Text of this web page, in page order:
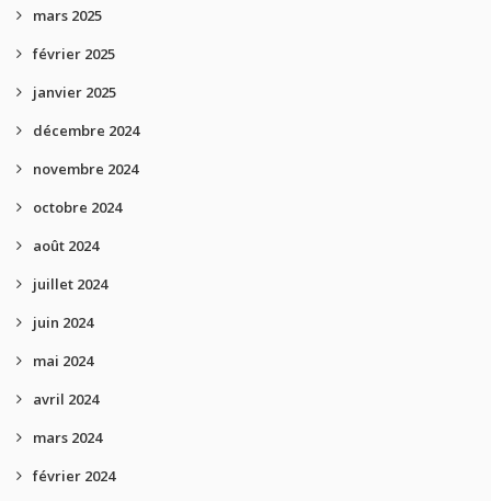
mars 2025
février 2025
janvier 2025
décembre 2024
novembre 2024
octobre 2024
août 2024
juillet 2024
juin 2024
mai 2024
avril 2024
mars 2024
février 2024